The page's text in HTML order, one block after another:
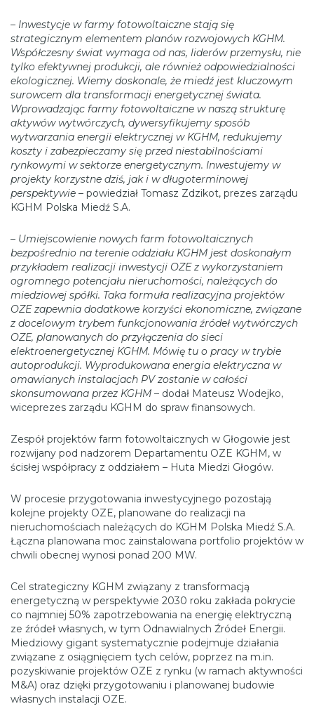
– Inwestycje w farmy fotowoltaiczne stają się
strategicznym elementem planów rozwojowych KGHM.
Współczesny świat wymaga od nas, liderów przemysłu, nie
tylko efektywnej produkcji, ale również odpowiedzialności
ekologicznej. Wiemy doskonale, że miedź jest kluczowym
surowcem dla transformacji energetycznej świata.
Wprowadzając farmy fotowoltaiczne w naszą strukturę
aktywów wytwórczych, dywersyfikujemy sposób
wytwarzania energii elektrycznej w KGHM, redukujemy
koszty i zabezpieczamy się przed niestabilnościami
rynkowymi w sektorze energetycznym. Inwestujemy w
projekty korzystne dziś, jak i w długoterminowej
perspektywie – powiedział Tomasz Zdzikot, prezes zarządu
KGHM Polska Miedź S.A.
– Umiejscowienie nowych farm fotowoltaicznych
bezpośrednio na terenie oddziału KGHM jest doskonałym
przykładem realizacji inwestycji OZE z wykorzystaniem
ogromnego potencjału nieruchomości, należących do
miedziowej spółki. Taka formuła realizacyjna projektów
OZE zapewnia dodatkowe korzyści ekonomiczne, związane
z docelowym trybem funkcjonowania źródeł wytwórczych
OZE, planowanych do przyłączenia do sieci
elektroenergetycznej KGHM. Mówię tu o pracy w trybie
autoprodukcji. Wyprodukowana energia elektryczna w
omawianych instalacjach PV zostanie w całości
skonsumowana przez KGHM – dodał Mateusz Wodejko,
wiceprezes zarządu KGHM do spraw finansowych.
Zespół projektów farm fotowoltaicznych w Głogowie jest
rozwijany pod nadzorem Departamentu OZE KGHM, w
ścisłej współpracy z oddziałem – Huta Miedzi Głogów.
W procesie przygotowania inwestycyjnego pozostają
kolejne projekty OZE, planowane do realizacji na
nieruchomościach należących do KGHM Polska Miedź S.A.
Łączna planowana moc zainstalowana portfolio projektów w
chwili obecnej wynosi ponad 200 MW.
Cel strategiczny KGHM związany z transformacją
energetyczną w perspektywie 2030 roku zakłada pokrycie
co najmniej 50% zapotrzebowania na energię elektryczną
ze źródeł własnych, w tym Odnawialnych Źródeł Energii.
Miedziowy gigant systematycznie podejmuje działania
związane z osiągnięciem tych celów, poprzez na m.in.
pozyskiwanie projektów OZE z rynku (w ramach aktywności
M&A) oraz dzięki przygotowaniu i planowanej budowie
własnych instalacji OZE.